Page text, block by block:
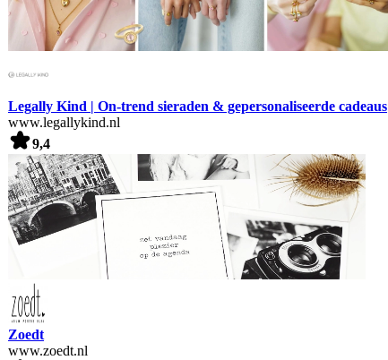
Legally Kind | On-trend sieraden & gepersonaliseerde cadeaus
www.legallykind.nl
9,4
Zoedt
www.zoedt.nl